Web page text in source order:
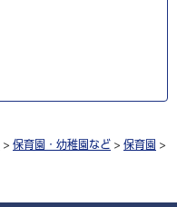
> 保育園・幼稚園など > 保育園 >